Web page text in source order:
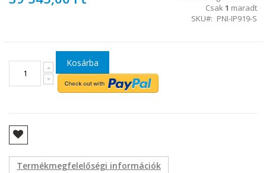
Csak1 maradt
SKU
PNI-IP919-S
Kosárba
Termékmegfelelőségi információk